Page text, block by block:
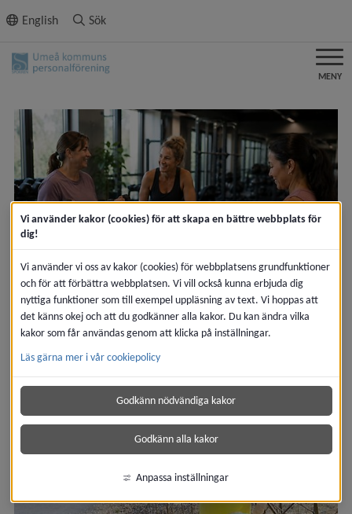
innehållet
English Sök
MENY
2026-06-30
Nytt rabattställe
Sporrenrabatt på Femmefysio, träningsapp.
Vi använder kakor (cookies) för att skapa en bättre webbplats för
dig!
Vi använder vi oss av kakor (cookies) för webbplatsens grundfunktioner
och för att förbättra webbplatsen. Vi vill också kunna erbjuda dig
nyttiga funktioner som till exempel uppläsning av text. Vi hoppas att
det känns okej och att du godkänner alla kakor. Du kan ändra vilka
kakor som får användas genom att klicka på inställningar.
Läs gärna mer i vår cookiepolicy
Godkänn nödvändiga kakor
Godkänn alla kakor
Anpassa inställningar